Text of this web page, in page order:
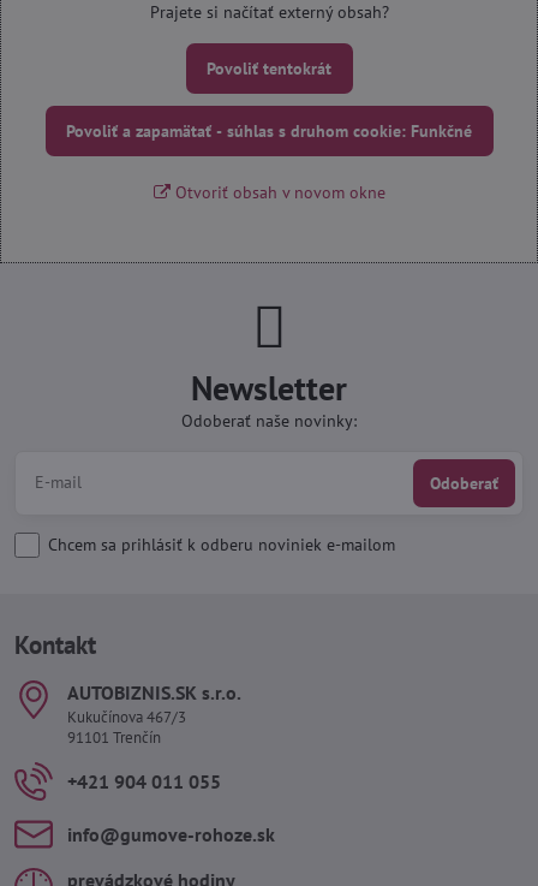
Prajete si načítať externý obsah?
Povoliť tentokrát
Povoliť a zapamätať - súhlas s druhom cookie: Funkčné
Otvoriť obsah v novom okne
Newsletter
Odoberať naše novinky:
Odoberať
Chcem sa prihlásiť k odberu noviniek e-mailom
Kontakt
AUTOBIZNIS​.SK s​.r​.o​.
Kukučínova 467/3
91101 Trenčín
+421 904 011 055
info​@gumove-rohoze​.sk
prevádzkové hodiny